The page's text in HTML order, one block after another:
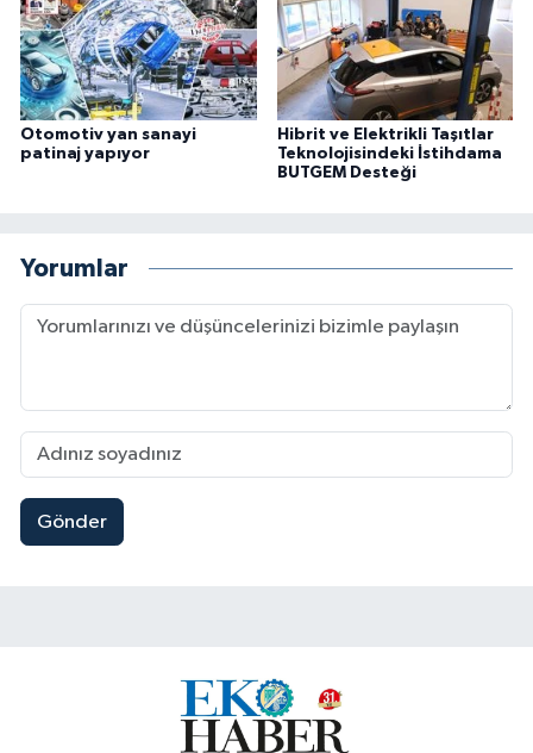
Otomotiv yan sanayi
patinaj yapıyor
Hibrit ve Elektrikli Taşıtlar
Teknolojisindeki İstihdama
BUTGEM Desteği
Yorumlar
Gönder